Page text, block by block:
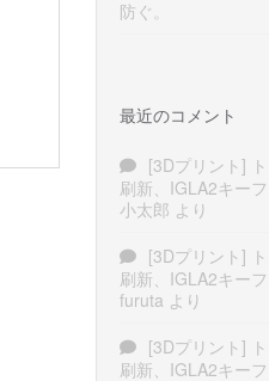
防ぐ。
最近のコメント
[3Dプリント]
刷新、IGLA2キー
小太郎 より
[3Dプリント]
刷新、IGLA2キー
furuta より
[3Dプリント]
刷新、IGLA2キー